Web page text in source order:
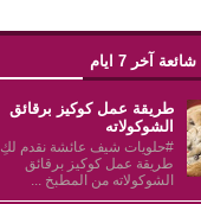
آخر 7 ايام
طريقة عمل كوكيز برقائق
الشوكولاته
#حلويات شيف عائشة نقدم لكِ
طريقة عمل كوكيز برقائق
الشوكولاته من المطبخ ...